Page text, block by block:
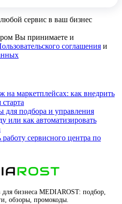
сервис в ваш бизнес
Вы принимаете и
соглашения и
на маркетплейсах: как внедрить
подбора и управления
или как автоматизировать
сервисного центра по
для бизнеса MEDIAROST: подбор,
обзоры, промокоды.